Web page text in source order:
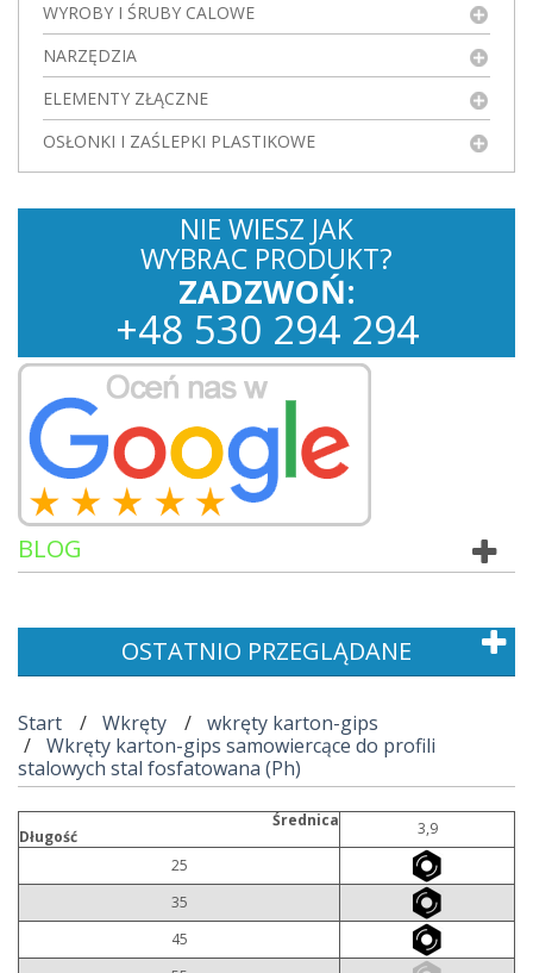
WYROBY I ŚRUBY CALOWE
NARZĘDZIA
ELEMENTY ZŁĄCZNE
OSŁONKI I ZAŚLEPKI PLASTIKOWE
NIE WIESZ JAK
WYBRAC PRODUKT?
ZADZWOŃ:
+48 530 294 294
BLOG
OSTATNIO PRZEGLĄDANE
Start Wkręty
wkręty karton-gips
Wkręty karton-gips samowiercące do profili
stalowych stal fosfatowana (Ph)
Średnica
Długość
3,9
25
35
45